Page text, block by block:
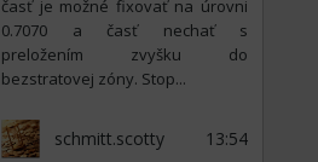
časť je možné fixovať na úrovni
0.7070 a časť nechať s
preložením zvyšku do
bezstratovej zóny. Stop...
schmitt.scotty 13:54